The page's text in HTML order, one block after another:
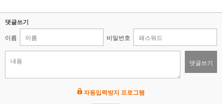
댓글쓰기
이름 비밀번호
댓글쓰기
자동입력방지 프로그램